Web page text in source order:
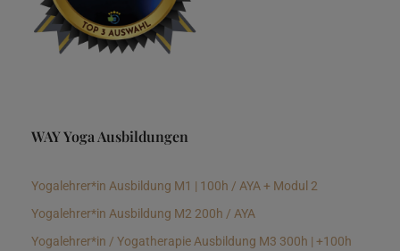
WAY Yoga Ausbildungen
Yogalehrer*in Ausbildung M1 | 100h / AYA + Modul 2
Yogalehrer*in Ausbildung M2 200h / AYA
Yogalehrer*in / Yogatherapie Ausbildung M3 300h | +100h